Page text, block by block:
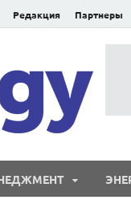
Редакция Партнеры